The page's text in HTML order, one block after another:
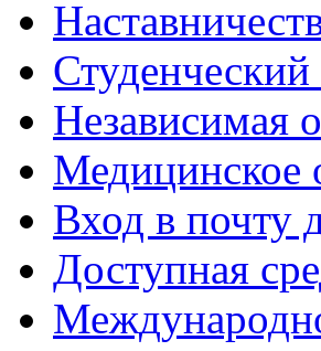
Независимая
Медицинское
Вход в почту
Доступная